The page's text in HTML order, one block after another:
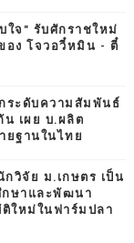
ใจ" รับศักราชใหม่
อง โจวอวี๋หมิน - ตี๋
ระดับความสัมพันธ์
น เผย บ.ผลิต
ยฐานในไทย
วิจัย ม.เกษตร เป็น
กษาและพัฒนา
ใหม่ในฟาร์มปลา